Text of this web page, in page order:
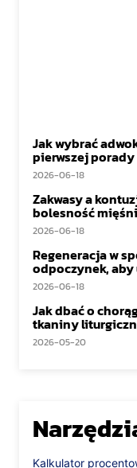
Jak wybrać
pierwszej
2026-06-18
Zakwasy a
bolesność
2026-06-18
Regeneracja w
odpoczynek,
2026-06-18
Jak dbać o
tkaniny
2026-05-20
Kalkulator